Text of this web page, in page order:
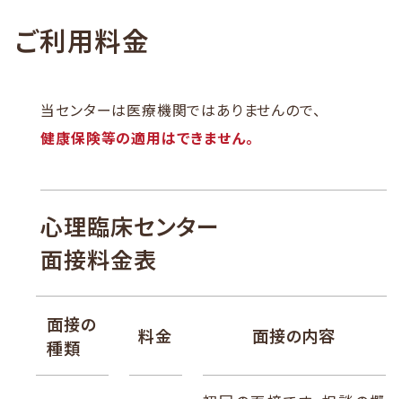
ご利用料金
当センターは医療機関ではありませんので、
健康保険等の適用はできません。
心理臨床センター
面接料金表
面接の
種類
料金 面接の内容